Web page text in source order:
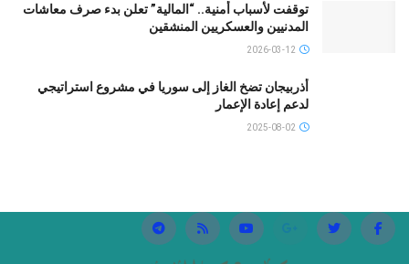
توقفت لأسباب أمنية.. “المالية” تعلن بدء صرف معاشات
المدنيين والعسكريين المنشقين
أذربيجان تضخ الغاز إلى سوريا في مشروع استراتيجي
لدعم إعادة الإعمار